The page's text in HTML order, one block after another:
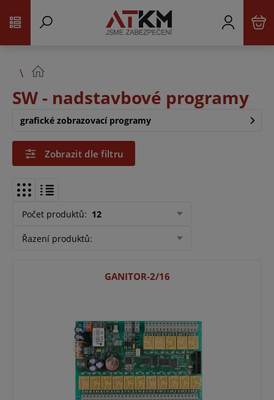
SW - nadstavbové programy
grafické zobrazovací programy
Zobrazit dle filtru
Počet produktů: 12
Řazení produktů:
GANITOR-2/16